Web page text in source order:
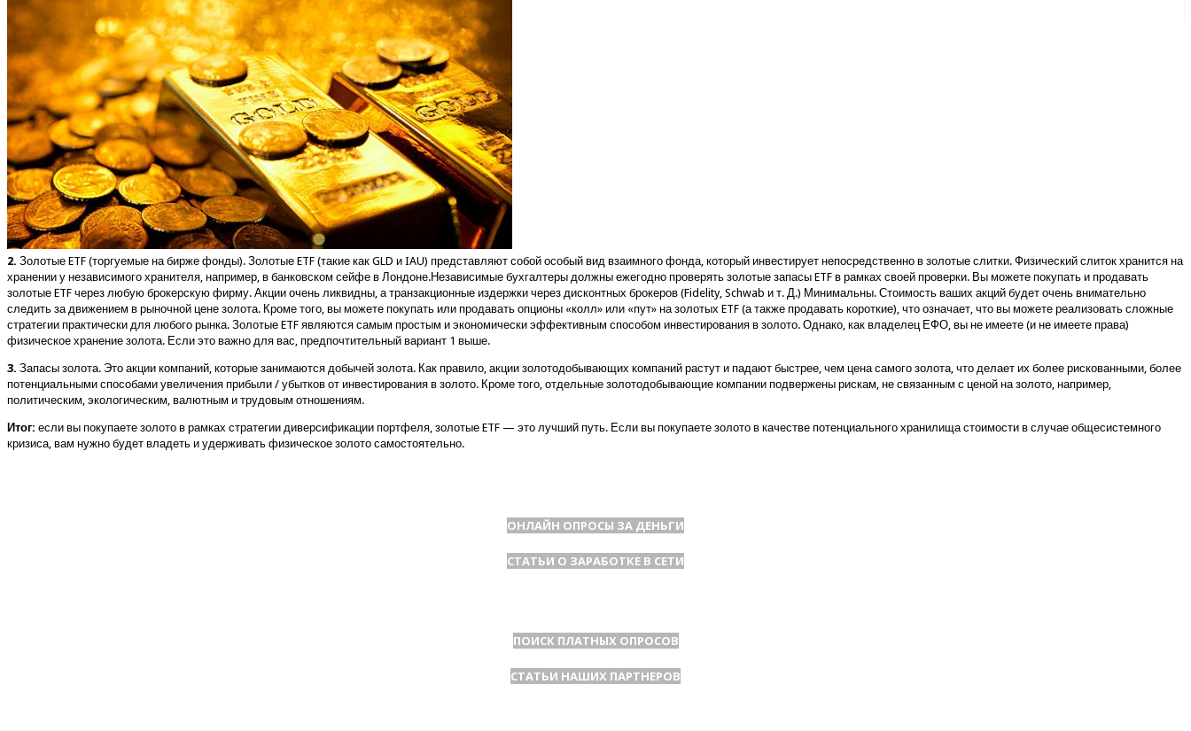
Для курящих
2. Золотые ETF (торгуемые на бирже фонды). Золотые ETF (такие как GLD и IAU) представляют собой особый вид взаимного фонда, который инвестирует непосредственно в золотые слитки. Физический слиток хранится на
хранении у независимого хранителя, например, в банковском сейфе в Лондоне.Независимые бухгалтеры должны ежегодно проверять золотые запасы ETF в рамках своей проверки. Вы можете покупать и продавать
золотые ETF через любую брокерскую фирму. Акции очень ликвидны, а транзакционные издержки через дисконтных брокеров (Fidelity, Schwab и т. Д.) Минимальны. Стоимость ваших акций будет очень внимательно
следить за движением в рыночной цене золота. Кроме того, вы можете покупать или продавать опционы «колл» или «пут» на золотых ETF (а также продавать короткие), что означает, что вы можете реализовать сложные
стратегии практически для любого рынка. Золотые ETF являются самым простым и экономически эффективным способом инвестирования в золото. Однако, как владелец ЕФО, вы не имеете (и не имеете права)
физическое хранение золота. Если это важно для вас, предпочтительный вариант 1 выше.
3. Запасы золота. Это акции компаний, которые занимаются добычей золота. Как правило, акции золотодобывающих компаний растут и падают быстрее, чем цена самого золота, что делает их более рискованными, более
потенциальными способами увеличения прибыли / убытков от инвестирования в золото. Кроме того, отдельные золотодобывающие компании подвержены рискам, не связанным с ценой на золото, например,
политическим, экологическим, валютным и трудовым отношениям.
Итог: если вы покупаете золото в рамках стратегии диверсификации портфеля, золотые ETF — это лучший путь. Если вы покупаете золото в качестве потенциального хранилища стоимости в случае общесистемного
кризиса, вам нужно будет владеть и удерживать физическое золото самостоятельно.
ОНЛАЙН ОПРОСЫ ЗА ДЕНЬГИ
СТАТЬИ О ЗАРАБОТКЕ В СЕТИ
ПОИСК ПЛАТНЫХ ОПРОСОВ
СТАТЬИ НАШИХ ПАРТНЕРОВ